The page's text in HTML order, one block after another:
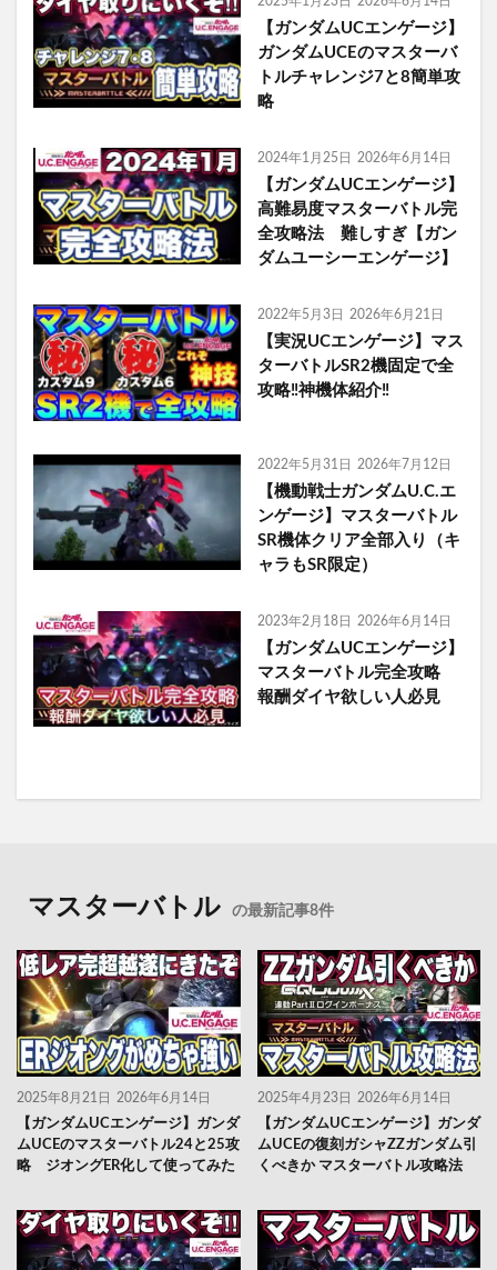
【ガンダムUCエンゲージ】
ガンダムUCEのマスターバ
トルチャレンジ7と8簡単攻
略
2024年1月25日 2026年6月14日
【ガンダムUCエンゲージ】
高難易度マスターバトル完
全攻略法 難しすぎ【ガン
ダムユーシーエンゲージ】
2022年5月3日 2026年6月21日
【実況UCエンゲージ】マス
ターバトルSR2機固定で全
攻略‼︎神機体紹介‼︎
2022年5月31日 2026年7月12日
【機動戦士ガンダムU.C.エ
ンゲージ】マスターバトル
SR機体クリア全部入り（キ
ャラもSR限定）
2023年2月18日 2026年6月14日
【ガンダムUCエンゲージ】
マスターバトル完全攻略
報酬ダイヤ欲しい人必見
マスターバトル の最新記事8件
2025年8月21日 2026年6月14日
【ガンダムUCエンゲージ】ガンダ
ムUCEのマスターバトル24と25攻
略 ジオングER化して使ってみた
2025年4月23日 2026年6月14日
【ガンダムUCエンゲージ】ガンダ
ムUCEの復刻ガシャZZガンダム引
くべきか マスターバトル攻略法